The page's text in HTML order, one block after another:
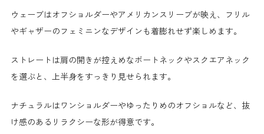
ウェーブはオフショルダーやアメリカンスリーブが映え、フリル
やギャザーのフェミニンなデザインも着膨れせず楽しめます。
ストレートは肩の開きが控えめなボートネックやスクエアネック
を選ぶと、上半身をすっきり見せられます。
ナチュラルはワンショルダーやゆったりめのオフショルなど、抜
け感のあるリラクシーな形が得意です。